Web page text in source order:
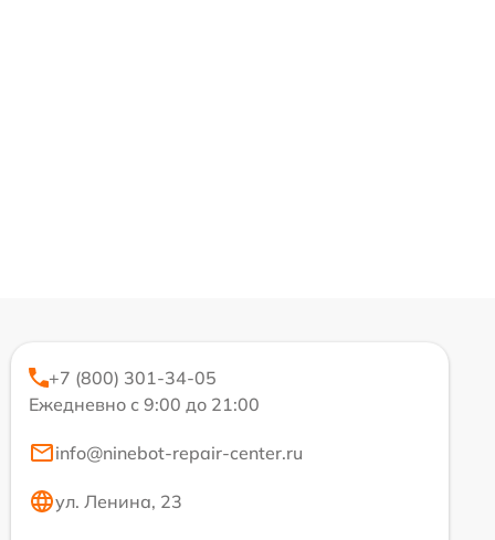
+7 (800) 301-34-05
Ежедневно с 9:00 до 21:00
info@ninebot-repair-center.ru
ул. Ленина, 23